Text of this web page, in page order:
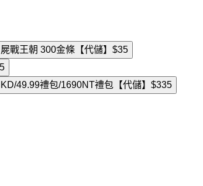
屍戰王朝 300金條【代儲】 $35
49.99禮包/1690NT禮包【代儲】 $335